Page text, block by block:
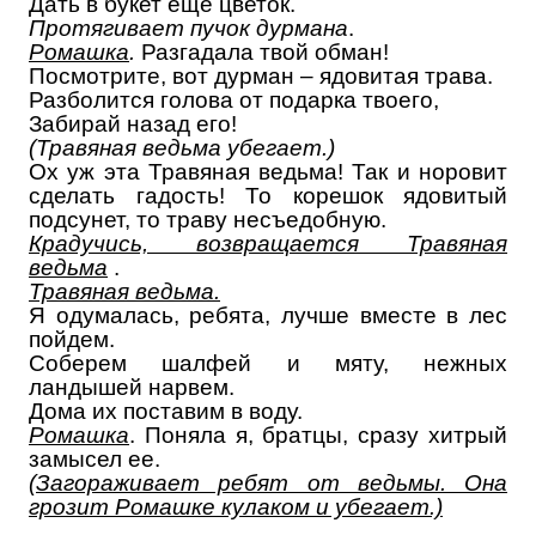
Протягивает пучок дурмана.
Ромашка. Разгадала твой обман!
Посмотрите, вот дурман – ядовитая трава.
Разболится голова от подарка твоего,
Забирай назад его!
(Травяная ведьма убегает.)
Ох уж эта Травяная ведьма! Так и норовит
сделать гадость! То корешок ядовитый
подсунет, то траву несъедобную.
Крадучись, возвращается Травяная
ведьма .
Травяная ведьма.
Я одумалась, ребята, лучше вместе в лес
пойдем.
Соберем шалфей и мяту, нежных
ландышей нарвем.
Дома их поставим в воду.
Ромашка. Поняла я, братцы, сразу хитрый
замысел ее.
(Загораживает ребят от ведьмы. Она
грозит Ромашке кулаком и убегает.)